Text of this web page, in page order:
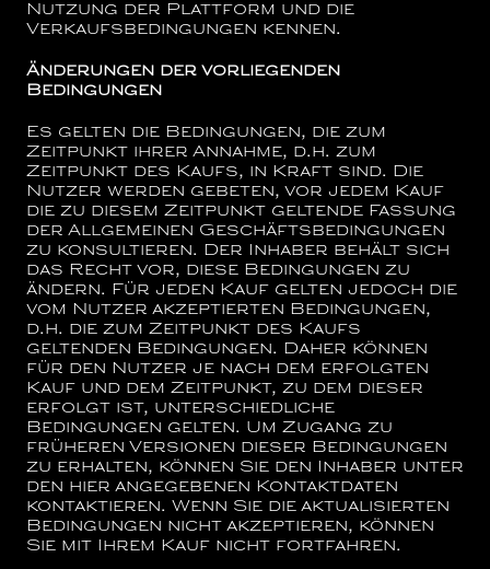
Nutzung der Plattform und die
Verkaufsbedingungen kennen.
Änderungen der vorliegenden
Bedingungen
Es gelten die Bedingungen, die zum
Zeitpunkt ihrer Annahme, d.h. zum
Zeitpunkt des Kaufs, in Kraft sind. Die
Nutzer werden gebeten, vor jedem Kauf
die zu diesem Zeitpunkt geltende Fassung
der Allgemeinen Geschäftsbedingungen
zu konsultieren. Der Inhaber behält sich
das Recht vor, diese Bedingungen zu
ändern. Für jeden Kauf gelten jedoch die
vom Nutzer akzeptierten Bedingungen,
d.h. die zum Zeitpunkt des Kaufs
geltenden Bedingungen. Daher können
für den Nutzer je nach dem erfolgten
Kauf und dem Zeitpunkt, zu dem dieser
erfolgt ist, unterschiedliche
Bedingungen gelten. Um Zugang zu
früheren Versionen dieser Bedingungen
zu erhalten, können Sie den Inhaber unter
den hier angegebenen Kontaktdaten
kontaktieren. Wenn Sie die aktualisierten
Bedingungen nicht akzeptieren, können
Sie mit Ihrem Kauf nicht fortfahren.